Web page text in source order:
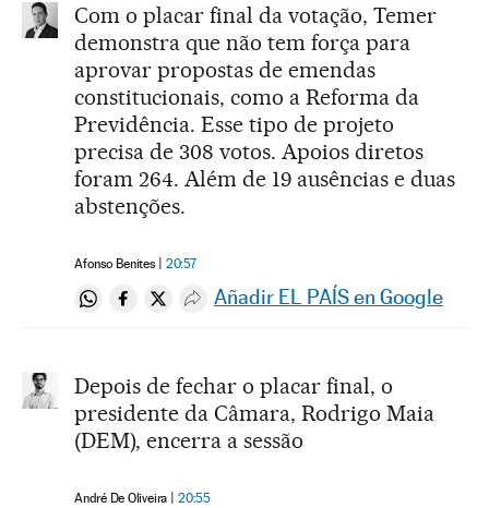
Com o placar final da votação, Temer
demonstra que não tem força para
aprovar propostas de emendas
constitucionais, como a Reforma da
Previdência. Esse tipo de projeto
precisa de 308 votos. Apoios diretos
foram 264. Além de 19 ausências e duas
abstenções.
Afonso Benites 20:57
Compartir en Whatsapp
Compartir en Facebook
Compartir en Twitter
Desplegar Redes Sociales
Añadir EL PAÍS en Google
Depois de fechar o placar final, o
presidente da Câmara, Rodrigo Maia
(DEM), encerra a sessão
André De Oliveira 20:55